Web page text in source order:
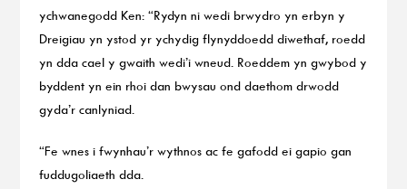
ychwanegodd Ken: “Rydyn ni wedi brwydro yn erbyn y
Dreigiau yn ystod yr ychydig flynyddoedd diwethaf, roedd
yn dda cael y gwaith wedi’i wneud. Roeddem yn gwybod y
byddent yn ein rhoi dan bwysau ond daethom drwodd
gyda’r canlyniad.
“Fe wnes i fwynhau’r wythnos ac fe gafodd ei gapio gan
fuddugoliaeth dda.